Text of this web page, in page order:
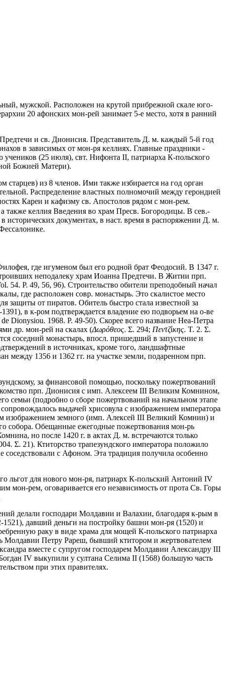
мужской. Расположен на крутой прибрежной скале юго-
20 афонских мон-рей занимает 5-е место, хотя в ранний
и св. Дионисия. Представитель Д. м. каждый 5-й год
в зависимых от мон-ря келлиях. Главные праздники -
(25 июля), свт. Нифонта II, патриарха К-польского
Божией Матери).
из 8 членов. Ими также избирается на год орган
Распределение властных полномочий между герондией
Кареи и кафизму св. Апостолов рядом с мон-рем.
также келлия Введения во храм Пресв. Богородицы. В сев.-
документах, в наст. время в распоряжении Д. м.
где игуменом был его родной брат Феодосий. В 1347 г.
неподалеку храм Иоанна Предтечи. В Житии прп.
P. 49, 56, 96). Строительство обители преподобный начал
где расположен совр. монастырь. Это скалистое место
защиты от пиратов. Обитель быстро стала известной за
в к-ром подтверждается владение ею подворьем на о-ве
1968. P. 49-50). Скорее всего название Неа-Петра
др. мон-рей на скалах (Δωρόθεος. Σ. 294; Πεντζίκης. Τ. 2. Σ.
соседний монастырь, впосл. пришедший в запустение и
в источниках, кроме того, ландшафтные
между 1356 и 1362 гг. на участке земли, подаренном прп.
за финансовой помощью, поскольку пожертвований
прп. Дионисия с имп. Алексеем III Великим Комнином,
семьи (подробно о сборе пожертвований на начальном этапе
выдачей хрисовула с изображением императора
изображением земного (имп. Алексей III Великий Комнин) и
собора. Обещанные ежегодные пожертвования мон-рь
но после 1420 г. в актах Д. м. встречаются только
Σ. 21). Ктиторство трапезундского императора положило
соседствовали с Афоном. Эта традиция получила особенно
льгот для нового мон-ря, патриарх К-польский Антоний IV
мон-рем, оговаривается его независимость от прота Св. Горы
делали господари Молдавии и Валахии, благодаря к-рым в
давший деньги на постройку башни мон-ря (1520) и
раку в виде храма для мощей К-польского патриарха
Молдавии Петру Рареш, бывший ктитором и жертвователем
вместе с супругом господарем Молдавии Александру III
IV выкупили у султана Селима II (1568) большую часть
при этих правителях.